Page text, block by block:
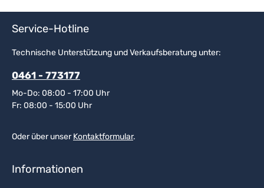
Service-Hotline
Technische Unterstützung und Verkaufsberatung unter:
0461 - 773177
Mo-Do: 08:00 - 17:00 Uhr
Fr: 08:00 - 15:00 Uhr
Oder über unserKontaktformular.
Informationen